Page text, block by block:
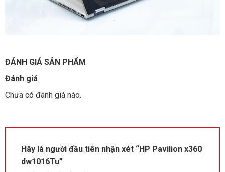
ĐÁNH GIÁ SẢN PHẨM
Đánh giá
Chưa có đánh giá nào.
Hãy là người đầu tiên nhận xét “HP Pavilion x360
dw1016Tu”